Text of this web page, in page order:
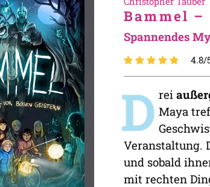
Bammel
Spannendes
4.8/
D rei
Maya
Veranstaltung.
und sobald
mit rechten